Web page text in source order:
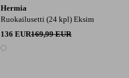
Hermia
Ruokailusetti (24 kpl) Eksim
136 EUR169,99 EUR
1 väri